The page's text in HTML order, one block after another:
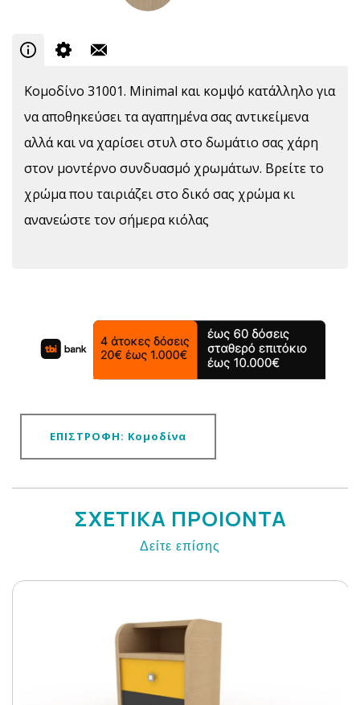
Κομοδίνο 31001. Minimal και κομψό κατάλληλο για
να αποθηκεύσει τα αγαπημένα σας αντικείμενα
αλλά και να χαρίσει στυλ στο δωμάτιο σας χάρη
στον μοντέρνο συνδυασμό χρωμάτων. Βρείτε το
χρώμα που ταιριάζει στο δικό σας χρώμα κι
ανανεώστε τον σήμερα κιόλας
ΕΠΙΣΤΡΟΦΗ: Κομοδίνα
ΣΧΕΤΙΚΑ ΠΡΟΙΟΝΤΑ
Δείτε επίσης